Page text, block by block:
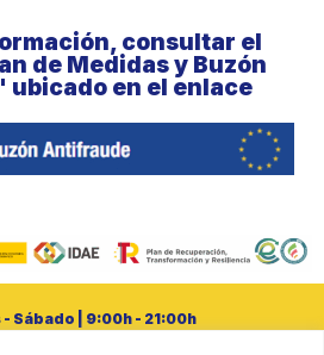
consultar el
de Medidas y Buzón
en el enlace
- Sábado | 9:00h - 21:00h